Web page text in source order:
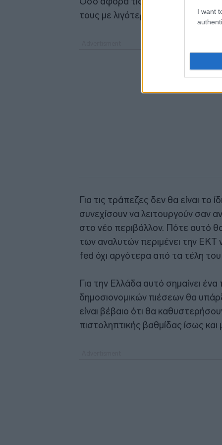
I want
τους με λιγότερο και πολύ
Για τις τράπεζες δεν θα είναι το
συνεχίσουν να λειτουργούν σαν
στο νέο περιβάλλον. Πότε αυτό
των αναλυτών περιμένει την ΕΚΤ
fed όχι αργότερα από τα τέλη
Για την Ελλάδα αυτό σημαίνει
δημοσιονομικών πιέσεων θα
είναι βέβαιο ότι θα
πιστοληπτικής βαθμίδας ίσως